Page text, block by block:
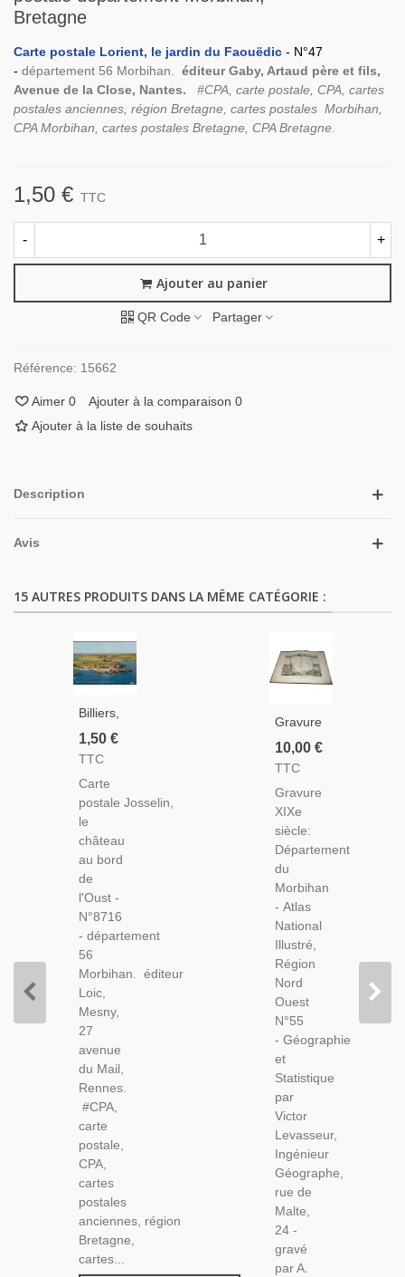
Bretagne
Carte postale Lorient, le jardin du Faouëdic - N°47
- département 56 Morbihan. éditeur Gaby, Artaud père et fils,
Avenue de la Close, Nantes.
#CPA, carte postale, CPA, cartes
postales anciennes, région Bretagne, cartes postales Morbihan,
CPA Morbihan, cartes postales Bretagne, CPA Bretagne.
1,50 € TTC
- +
Ajouter au panier
QR Code Partager
Référence: 15662
Aimer 0 Ajouter à la comparaison 0
Ajouter à la liste de souhaits
Description
Avis
15 AUTRES PRODUITS DANS LA MÊME CATÉGORIE :
Billiers,
Hôtel De
Rochevilaine
Auberge
De Pen-
Lan -
Carte
Postale
Département
Morbihan,
Bretagne,
Hôtels
Restaurants
1,50 €
TTC
Carte
postale Josselin,
le
château
au bord
de
l'Oust -
N°8716
- département
56
Morbihan. éditeur
Loic,
Mesny,
27
avenue
du Mail,
Rennes.
#CPA,
carte
postale,
CPA,
cartes
postales
anciennes, région
Bretagne,
cartes...
Gravure
Département
Du
1846
Levasseur
-
Département
56, Atlas
National
Illustré
Levasseur,
Cartes
Géographiques,
10,00 €
TTC
Gravure
XIXe
siècle:
Département
du
Morbihan
- Atlas
National
Illustré,
Région
Nord
Ouest
N°55
- Géographie
et
Statistique
par
Victor
Levasseur,
Ingénieur
Géographe,
rue de
Malte,
24 -
gravé
par A.